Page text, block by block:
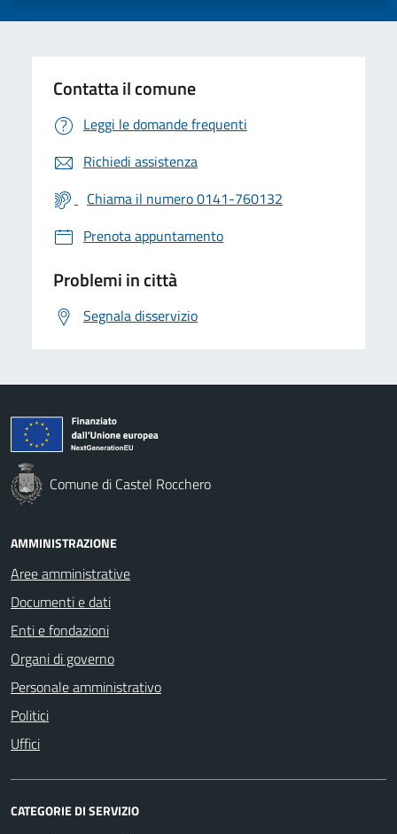
Contatta il comune
Leggi le domande frequenti
Richiedi assistenza
Chiama il numero 0141-760132
Prenota appuntamento
Problemi in città
Segnala disservizio
Comune di Castel Rocchero
AMMINISTRAZIONE
Aree amministrative
Documenti e dati
Enti e fondazioni
Organi di governo
Personale amministrativo
Politici
Uffici
CATEGORIE DI SERVIZIO